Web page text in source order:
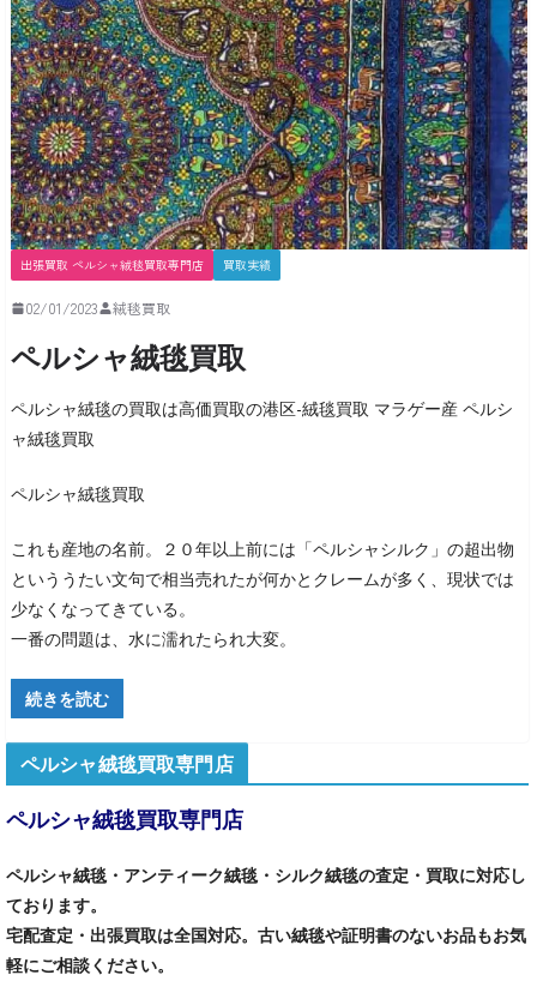
出張買取 ペルシャ絨毯買取専門店 買取実績
02/01/2023 絨毯買取
ペルシャ絨毯買取
ペルシャ絨毯の買取は高価買取の港区-絨毯買取 マラゲー産 ペルシ
ャ絨毯買取
ペルシャ絨毯買取
これも産地の名前。２０年以上前には「ペルシャシルク」の超出物
といううたい文句で相当売れたが何かとクレームが多く、現状では
少なくなってきている。
一番の問題は、水に濡れたられ大変。
続きを読む
ペルシャ絨毯買取専門店
ペルシャ絨毯買取専門店
ペルシャ絨毯・アンティーク絨毯・シルク絨毯の査定・買取に対応し
ております。
宅配査定・出張買取は全国対応。古い絨毯や証明書のないお品もお気
軽にご相談ください。